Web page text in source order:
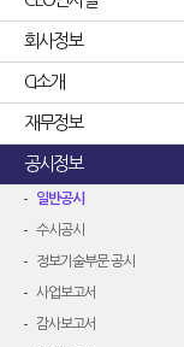
회사정보
CI소개
재무정보
공시정보
일반공시
수시공시
정보기술부문 공시
사업보고서
감사보고서